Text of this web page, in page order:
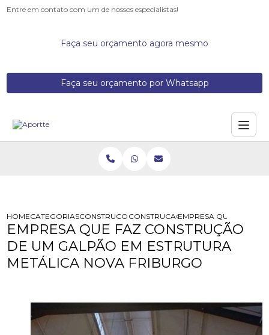
Entre em contato com um de nossos especialistas!
Faça seu orçamento agora mesmo
Faça seu orçamento por Whatsapp
HOMECATEGORIASCONSTRUCOES DE GALPOES METALICOS
CONSTRUCAO DE UM GALPAO EM
EMPRESA QUE FAZ
EMPRESA QUE FAZ CONSTRUÇÃO
DE UM GALPÃO EM ESTRUTURA
METÁLICA NOVA FRIBURGO